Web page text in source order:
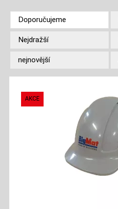
Doporučujeme
Nejdražší
nejnovější